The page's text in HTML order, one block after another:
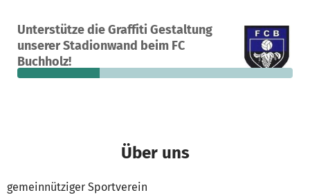
Unterstütze die Graffiti Gestaltung
unserer Stadionwand beim FC
Buchholz!
Ein Projekt in Waldkirch, Deutschland
12
Spenden
30 % 490 €
fehlen noch
Über uns
gemeinnütziger Sportverein